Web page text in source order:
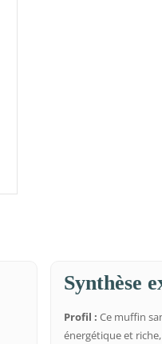
Synthèse
Profil : Ce muffin
énergétique et